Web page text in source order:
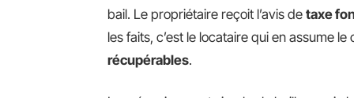
bail. Le propriétaire reçoit l’avis de taxe
les faits, c’est le locataire qui en assume
récupérables.